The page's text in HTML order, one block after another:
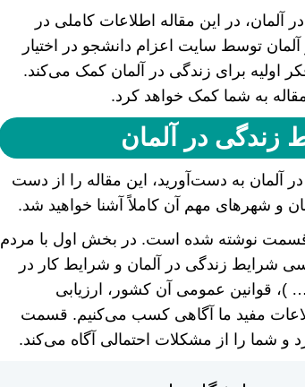
در این مقاله اطلاعات کاملی در
توسط سایت اعزام دانشجو در اختیار
اولیه برای زندگی در آلمان کمک می‌کند.
به شما کمک خواهد کرد.
زندگی در آلمان
آلمان به دست‌آورید، این مقاله را از دست
و شهر‌های مهم آن کاملاً آشنا خواهید شد.
مقاله توسط اطلاعات سایت رسمی اعزام دانشجو در ۳ قسمت نوشته شده است. در بخش اول با مردم
شرایط زندگی در آلمان و شرایط کار در
)، قوانین عمومی آن کشور، ارزیابی
مفید ما آگاهی کسب می‌کنیم. قسمت
و شما را از مشکلات احتمالی آگاه می‌کند.